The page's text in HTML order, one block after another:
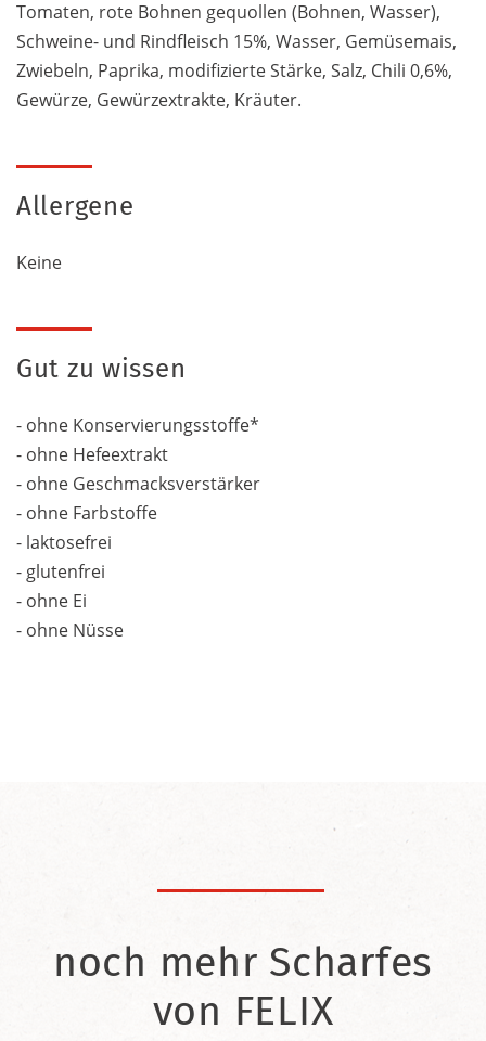
Tomaten, rote Bohnen gequollen (Bohnen, Wasser),
Schweine- und Rindfleisch 15%, Wasser, Gemüsemais,
Zwiebeln, Paprika, modifizierte Stärke, Salz, Chili 0,6%,
Gewürze, Gewürzextrakte, Kräuter.
Allergene
Keine
Gut zu wissen
- ohne Konservierungsstoffe*
- ohne Hefeextrakt
- ohne Geschmacksverstärker
- ohne Farbstoffe
- laktosefrei
- glutenfrei
- ohne Ei
- ohne Nüsse
noch mehr Scharfes
von FELIX